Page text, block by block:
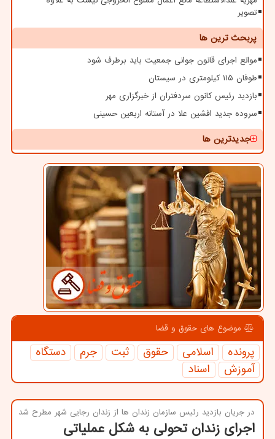
تصویر
پربحث ترین ها
موانع اجرای قانون جوانی جمعیت باید برطرف شود
طوفان ۱۱۵ کیلومتری در سیستان
بازدید رئیس کانون سردفتران از خبرگزاری مهر
سروده جدید افشین علا در آستانه اربعین حسینی
جدیدترین ها
موضوع های حقوق و قضا
پرونده اسلامی حقوق ثبت جرم
دستگاه
آموزش
اسناد
در جریان بازدید رئیس سازمان زندان ها از زندان رجایی شهر مطرح شد
اجرای زندان تحولی به شکل عملیاتی